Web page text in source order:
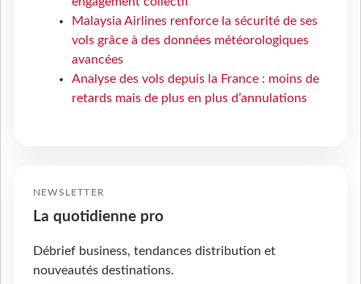
Malaysia Airlines renforce la sécurité de ses
vols grâce à des données météorologiques
avancées
Analyse des vols depuis la France : moins de
retards mais de plus en plus d’annulations
NEWSLETTER
La quotidienne pro
Débrief business, tendances distribution et
nouveautés destinations.